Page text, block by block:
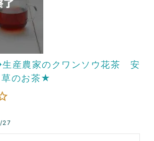
産農家のクワンソウ花茶 安
草のお茶★
27